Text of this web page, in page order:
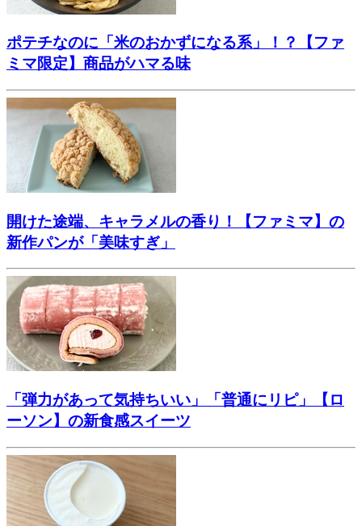
ポテチなのに「米のおかずになる系」！？【ファ
ミマ限定】商品がハマる味
開けた途端、キャラメルの香り！【ファミマ】の
新作パンが「美味すぎ」
「弾力があって気持ちいい」「普通にリピ」【ロ
ーソン】の新食感スイーツ